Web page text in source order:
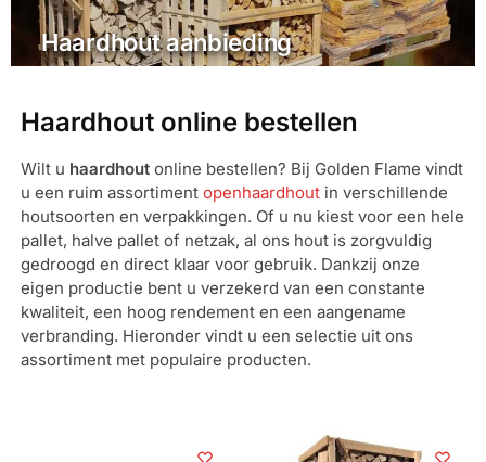
Haardhout aanbieding
Haardhout online bestellen
Wilt u haardhout online bestellen? Bij Golden Flame vindt
u een ruim assortiment openhaardhout in verschillende
houtsoorten en verpakkingen. Of u nu kiest voor een hele
pallet, halve pallet of netzak, al ons hout is zorgvuldig
gedroogd en direct klaar voor gebruik. Dankzij onze
eigen productie bent u verzekerd van een constante
kwaliteit, een hoog rendement en een aangename
verbranding. Hieronder vindt u een selectie uit ons
assortiment met populaire producten.